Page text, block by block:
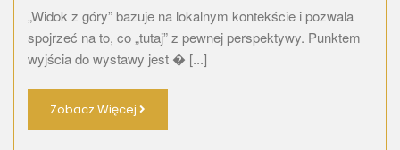
„Widok z góry” bazuje na lokalnym kontekście i pozwala
spojrzeć na to, co „tutaj” z pewnej perspektywy. Punktem
wyjścia do wystawy jest � [...]
Zobacz Więcej